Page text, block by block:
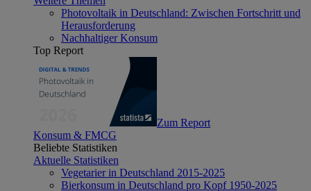
Photovoltaik in Deutschland: Zwischen Fortschritt und
Herausforderung
Nachhaltiger Konsum
Top Report
Zum Report
Konsum & FMCG
Beliebte Statistiken
Aktuelle Statistiken
Vegetarier in Deutschland 2015-2025
Bierkonsum in Deutschland pro Kopf 1950-2025